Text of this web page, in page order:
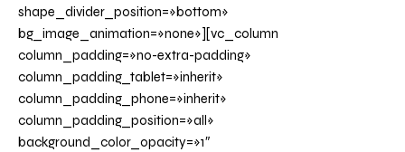
shape_divider_position=»bottom»
bg_image_animation=»none»][vc_column
column_padding=»no-extra-padding»
column_padding_tablet=»inherit»
column_padding_phone=»inherit»
column_padding_position=»all»
background_color_opacity=»1″